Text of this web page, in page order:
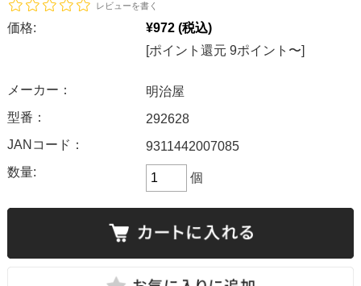
レビューを書く
価格: ¥972 (税込)
[ポイント還元 9ポイント〜]
メーカー：
明治屋
型番：
292628
JANコード：
9311442007085
数量:
個